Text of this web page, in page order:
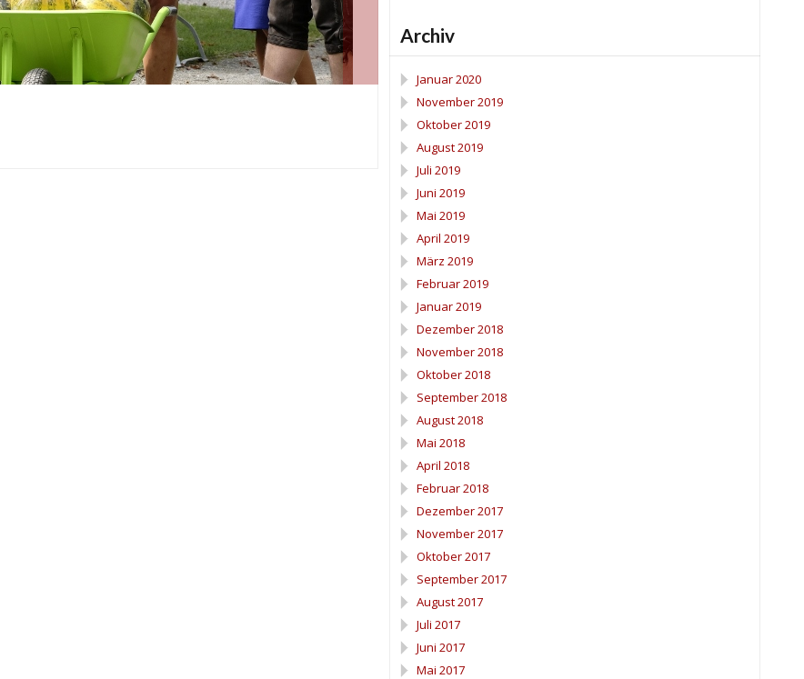
Archiv
Januar 2020
November 2019
Oktober 2019
August 2019
Juli 2019
Juni 2019
Mai 2019
April 2019
März 2019
Februar 2019
Januar 2019
Dezember 2018
November 2018
Oktober 2018
September 2018
August 2018
Mai 2018
April 2018
Februar 2018
Dezember 2017
November 2017
Oktober 2017
September 2017
August 2017
Juli 2017
Juni 2017
Mai 2017